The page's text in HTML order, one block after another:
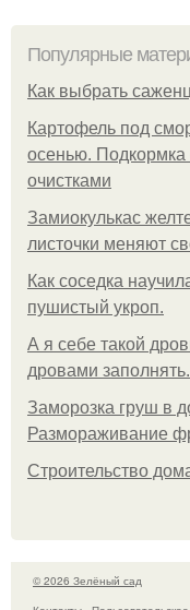
Популярные
Как выбрать
Картофель под
осенью.
очистками
Замиокулькас
листочки меняют
Как соседка
пушистый укроп.
А я себе такой
дровами заполнять.
Заморозка груш в
Размораживание
Строительство
© 2026 Зелёный сад